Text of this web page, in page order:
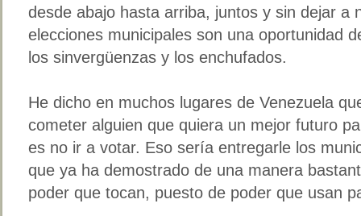
desde abajo hasta arriba, juntos y sin dejar a
elecciones municipales son una oportunidad
los sinvergüenzas y los enchufados.
He dicho en muchos lugares de Venezuela
cometer alguien que quiera un mejor futuro
es no ir a votar. Eso sería entregarle los
que ya ha demostrado de una manera
poder que tocan, puesto de poder que usan